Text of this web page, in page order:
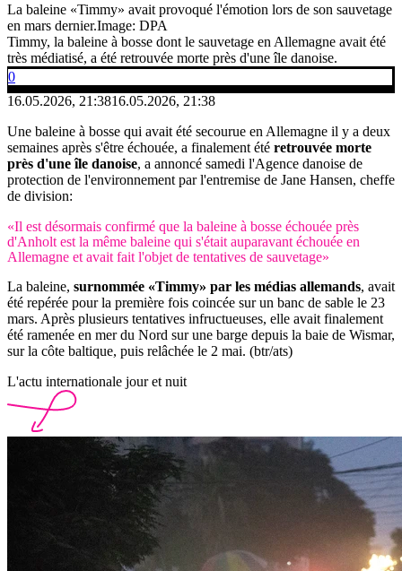
La baleine «Timmy» avait provoqué l'émotion lors de son sauvetage
en mars dernier.Image: DPA
Timmy, la baleine à bosse dont le sauvetage en Allemagne avait été
très médiatisé, a été retrouvée morte près d'une île danoise.
0
16.05.2026, 21:3816.05.2026, 21:38
Une baleine à bosse qui avait été secourue en Allemagne il y a deux
semaines après s'être échouée, a finalement été retrouvée morte
près d'une île danoise, a annoncé samedi l'Agence danoise de
protection de l'environnement par l'entremise de Jane Hansen, cheffe
de division:
«Il est désormais confirmé que la baleine à bosse échouée près
d'Anholt est la même baleine qui s'était auparavant échouée en
Allemagne et avait fait l'objet de tentatives de sauvetage»
La baleine, surnommée «Timmy» par les médias allemands, avait
été repérée pour la première fois coincée sur un banc de sable le 23
mars. Après plusieurs tentatives infructueuses, elle avait finalement
été ramenée en mer du Nord sur une barge depuis la baie de Wismar,
sur la côte baltique, puis relâchée le 2 mai. (btr/ats)
L'actu internationale jour et nuit